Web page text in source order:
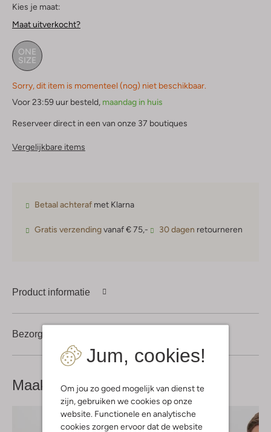
Jum, cookies!
Om jou zo goed mogelijk van dienst te
zijn, gebruiken we cookies op onze
website. Functionele en analytische
cookies zorgen ervoor dat de website
Kies je maat:
Maat uitverkocht?
ONE
SIZE
Sorry, dit item is momenteel (nog) niet beschikbaar.
Voor 23:59 uur besteld, maandag in huis
Reserveer direct in een van onze 37 boutiques
Vergelijkbare items
Betaal achteraf met Klarna
Gratis verzendingvanaf € 75,- 30 dagen retourneren
Product informatie
Bezorgen & retourneren
Maak jelook compleet